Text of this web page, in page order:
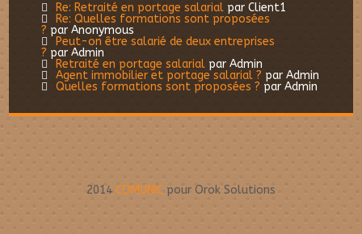
Re: Retraité en portage salarial par Client1
Re: Quelles formations sont proposées
? par Anonymous
Peut-on être salarié de deux entreprises
? par Admin
Retraité en portage salarial par Admin
Agent immobilier et portage salarial ? par Admin
Quelles formations sont proposées ? par Admin
2014 COMUNIC pour Orok Solutions